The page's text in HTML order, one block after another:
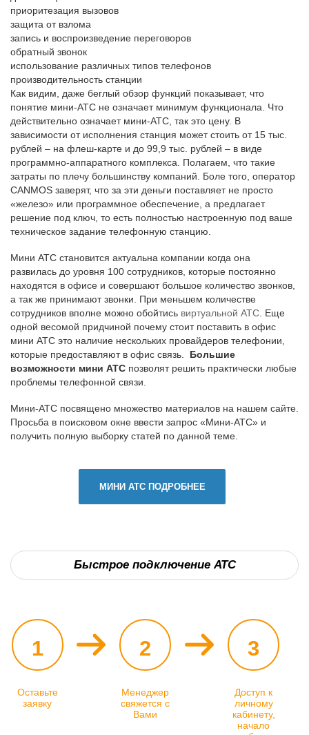
приоритезация вызовов
защита от взлома
запись и воспроизведение переговоров
обратный звонок
использование различных типов телефонов
производительность станции
Как видим, даже беглый обзор функций показывает, что
понятие мини-АТС не означает минимум функционала. Что
действительно означает мини-АТС, так это цену. В
зависимости от исполнения станция может стоить от 15 тыс.
рублей – на флеш-карте и до 99,9 тыс. рублей – в виде
программно-аппаратного комплекса. Полагаем, что такие
затраты по плечу большинству компаний. Боле того, оператор
CANMOS заверят, что за эти деньги поставляет не просто
«железо» или программное обеспечение, а предлагает
решение под ключ, то есть полностью настроенную под ваше
техническое задание телефонную станцию.
Мини АТС становится актуальна компании когда она
развилась до уровня 100 сотрудников, которые постоянно
находятся в офисе и совершают большое количество звонков,
а так же принимают звонки. При меньшем количестве
сотрудников вполне можно обойтись виртуальной АТС . Еще
одной весомой придчиной почему стоит поставить в офис
мини АТС это наличие нескольких провайдеров телефонии,
которые предоставляют в офис связь. Большие
возможности мини АТС позволят решить практически любые
проблемы телефонной связи.
Мини-АТС посвящено множество материалов на нашем сайте.
Просьба в поисковом окне ввести запрос «Мини-АТС» и
получить полную выборку статей по данной теме.
МИНИ АТС ПОДРОБНЕЕ
Быстрое подключение АТС
1 2 3
Оставьте
заявку
Менеджер
свяжется с
Вами
Доступ к
личному
кабинету,
начало